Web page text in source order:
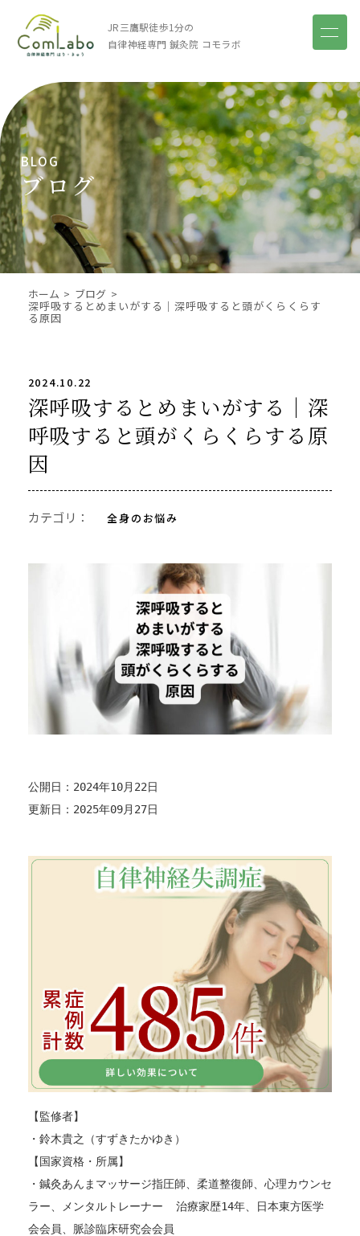
JR三鷹駅徒歩1分の
自律神経専門 鍼灸院 コモラボ
BLOG
ブログ
ホーム ブログ
深呼吸するとめまいがする｜深呼吸すると頭がくらくらす
る原因
2024.10.22
深呼吸するとめまいがする｜深
呼吸すると頭がくらくらする原
因
カテゴリ： 全身のお悩み
公開日：2024年10月22日
更新日：2025年09月27日
【監修者】
・鈴木貴之（すずきたかゆき）
【国家資格・所属】
・鍼灸あんまマッサージ指圧師、柔道整復師、心理カウンセ
ラー、メンタルトレーナー  治療家歴14年、日本東方医学
会会員、脈診臨床研究会会員